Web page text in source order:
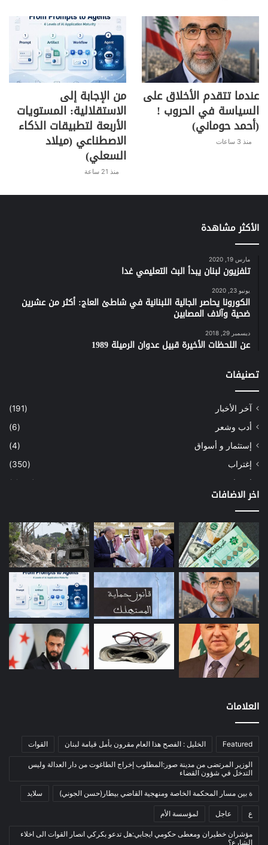
عندما تتقدم الأخلاق على
السياسة في الحروب !
(أحمد حوماني)
منذ 3 ساعات
من الإجابة إلى
الاستقلالية: المستويات
الأربعة لتطبيقات الذكاء
الاصطناعي (ميلاد
السعلي)
منذ 21 ساعة
الأكثر مشاهدة
مارس 19, 2020
تلفزيون لبنان يبدأ البث التعليمي غدا
يونيو 23, 2020
الكورونا يحاصر الجالية اللبنانية في شاطئ العاج: أكثر من عشرين
ضحية وآلاف المصابين
ديسمبر 29, 2018
عن اللحظات الأخيرة قبيل عدوان الرميلة 1989
تصنيفات
آخر الأخبار
(191)
أدب وشعر
(6)
إستثمار و أسواق
(4)
إغتراب
(350)
إقتصاد
(1٬041)
إعمار
(3)
بيئة
(16)
دراسة
(24)
طاقة
(12)
مصارف
(168)
معادن
(1)
موازنة
نفط
اتصالات
(26)
الرئيسية
العالم العربي
المحكمة الخاصة
بيئة
أدب وشعر
(133)
إعلام
بروفايل
اخر الاضافات
العلامات
Featured الخليل : الفصح هذا العام مقرون بأمل قيامة لبنان القوات
الوزير المرتضى من مدينة صور:المطلوب إخراج الطاغوت من دار العدالة وليس
التدخل في شؤون القضاء
ة بين مسار المحكمة الخاصة ومنهجية القاضي بيطار(حسن الجوني) سلايد
ع عاجل لمؤسسة الأم
مؤشران خطيران ومعطى حكومي ايجابي:هل تدعو بكركي انصار القوات الى اخلاء
الشارع؟